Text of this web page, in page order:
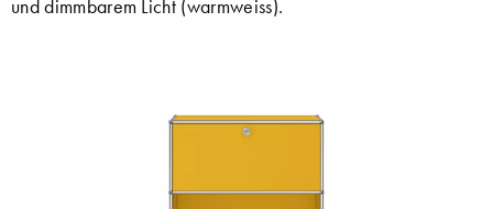
und dimmbarem Licht (warmweiss).